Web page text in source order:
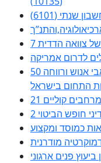
שנתי (6101)
של צוואה הדדית
לדרום אמריקה
50 טיפים ויותר לניהול חווית עובד, משאבי אנוש ורווחה
התחום בישראל
קוליים
חופש הביטוי 2
כמוסד ומקצוע
מודרנית
פנים ארגוני